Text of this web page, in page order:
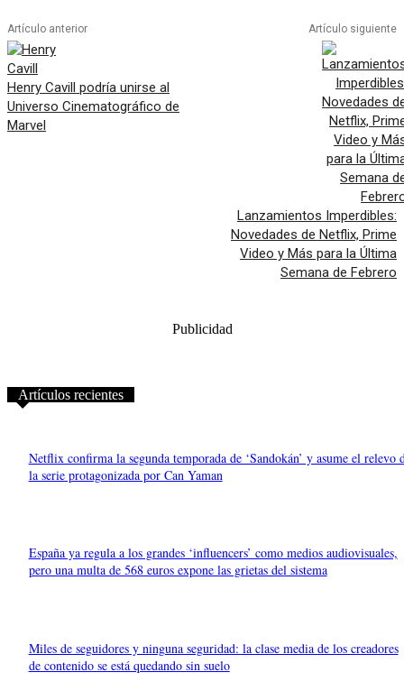
Artículo anterior
Henry Cavill podría unirse al
Universo Cinematográfico de
Marvel
Artículo siguiente
Lanzamientos Imperdibles:
Novedades de Netflix, Prime
Video y Más para la Última
Semana de Febrero
Publicidad
Artículos recientes
Netflix confirma la segunda temporada de ‘Sandokán’ y asume el relevo
la serie protagonizada por Can Yaman
España ya regula a los grandes ‘influencers’ como medios audiovisuales,
pero una multa de 568 euros expone las grietas del sistema
Miles de seguidores y ninguna seguridad: la clase media de los creadores
de contenido se está quedando sin suelo